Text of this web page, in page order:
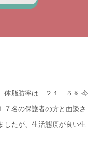
脂肪率は ２１．５％ 今
７名の保護者の方と面談さ
したが、生活態度が良い生